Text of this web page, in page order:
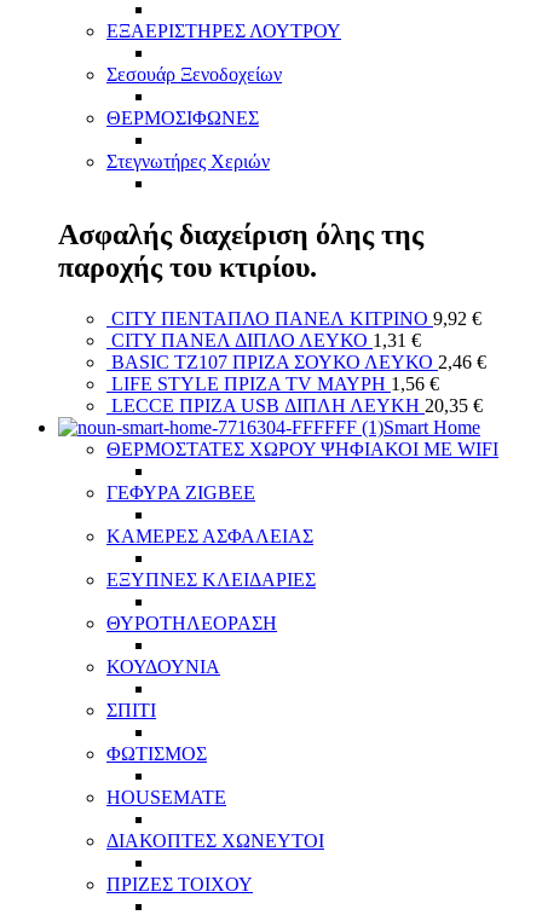
ΕΞΑΕΡΙΣΤΗΡΕΣ ΛΟΥΤΡΟΥ
Σεσουάρ Ξενοδοχείων
ΘΕΡΜΟΣΙΦΩΝΕΣ
Στεγνωτήρες Χεριών
Ασφαλής διαχείριση όλης της
παροχής του κτιρίου.
CITY ΠΕΝΤΑΠΛΟ ΠΑΝΕΛ ΚΙΤΡΙΝΟ 9,92 €
CITY ΠΑΝΕΛ ΔΙΠΛΟ ΛΕΥΚΟ 1,31 €
BASIC TZ107 ΠΡΙΖΑ ΣΟΥΚΟ ΛΕΥΚΟ 2,46 €
LIFE STYLE ΠΡΙΖΑ ТV ΜΑΥΡΗ 1,56 €
LECCE ΠΡΙΖΑ USB ΔΙΠΛΗ ΛΕΥΚΗ 20,35 €
Smart Home
ΘΕΡΜΟΣΤΑΤΕΣ ΧΩΡΟΥ ΨΗΦΙΑΚΟΙ ΜΕ WIFI
ΓΕΦΥΡΑ ZIGBEE
ΚΑΜΕΡΕΣ ΑΣΦΑΛΕΙΑΣ
ΕΞΥΠΝΕΣ ΚΛΕΙΔΑΡΙΕΣ
ΘΥΡΟΤΗΛΕΟΡΑΣΗ
ΚΟΥΔΟΥΝΙΑ
ΣΠΙΤΙ
ΦΩΤΙΣΜΟΣ
HOUSEMATE
ΔΙΑΚΟΠΤΕΣ ΧΩΝΕΥΤΟΙ
ΠΡΙΖΕΣ ΤΟΙΧΟΥ